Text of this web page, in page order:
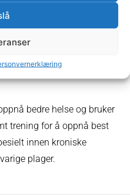
også mye med
problemer.
drevet med idrett hele
bedre helse og bruker
trening for å oppnå best
innen kroniske
plager.